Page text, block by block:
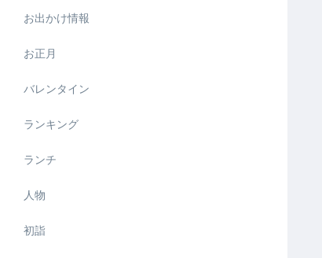
お出かけ情報
お正月
バレンタイン
ランキング
ランチ
人物
初詣